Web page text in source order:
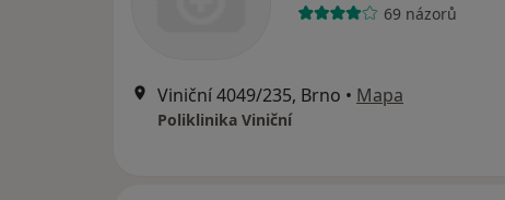
69 názorů
Viniční 4049/235, Brno • Mapa
Poliklinika Viniční